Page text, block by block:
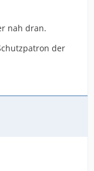
nah dran.
der